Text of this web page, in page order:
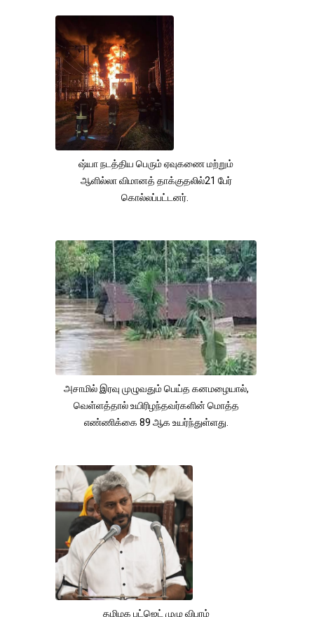
ஷ்யா நடத்திய பெரும் ஏவுகணை மற்றும்
ஆளில்லா விமானத் தாக்குதலில்21 பேர்
கொல்லப்பட்டனர்.
அசாமில் இரவு முழுவதும் பெய்த கனமழையால்,
வெள்ளத்தால் உயிரிழந்தவர்களின் மொத்த
எண்ணிக்கை 89 ஆக உயர்ந்துள்ளது.
தமிழக பட்ஜெட் முழு விபரம்